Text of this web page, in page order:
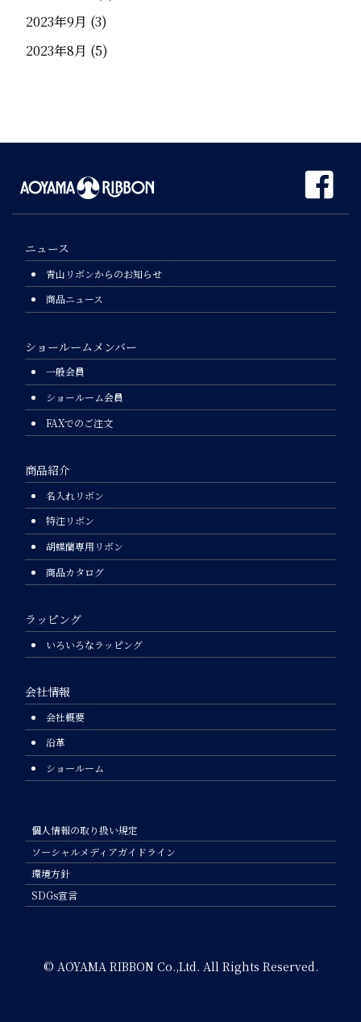
2023年9月 (3)
2023年8月 (5)
ニュース
青山リボンからのお知らせ
商品ニュース
ショールームメンバー
一般会員
ショールーム会員
FAXでのご注文
商品紹介
名入れリボン
特注リボン
胡蝶蘭専用リボン
商品カタログ
ラッピング
いろいろなラッピング
会社情報
会社概要
沿革
ショールーム
個人情報の取り扱い規定
ソーシャルメディアガイドライン
環境方針
SDGs宣言
© AOYAMA RIBBON Co.,Ltd. All Rights Reserved.